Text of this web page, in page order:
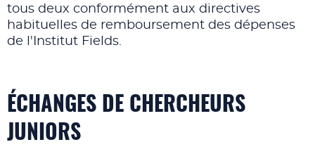
tous deux conformément aux directives
habituelles de remboursement des dépenses
de l'Institut Fields.
ÉCHANGES DE CHERCHEURS
JUNIORS